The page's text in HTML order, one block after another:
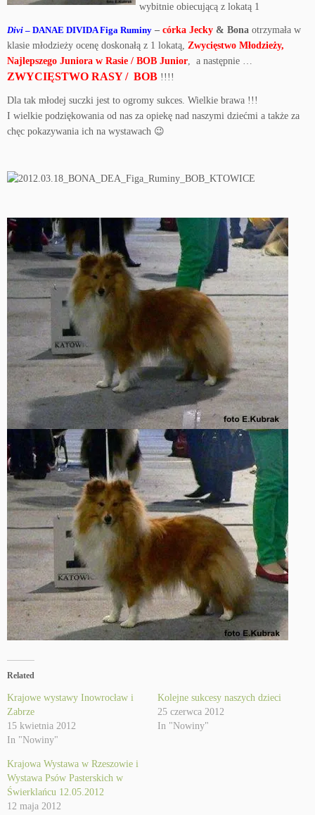
wybitnie obiecującą z lokatą 1
Divi – DANAE DIVIDA Figa Ruminy – córka Jecky & Bona otrzymała w
klasie młodzieży ocenę doskonałą z 1 lokatą, Zwycięstwo Młodzieży,
Najlepszego Juniora w Rasie / BOB Junior, a następnie …
ZWYCIĘSTWO RASY / BOB !!!!
Dla tak młodej suczki jest to ogromy sukces. Wielkie brawa !!!
I wielkie podziękowania od nas za opiekę nad naszymi dziećmi a także za
chęc pokazywania ich na wystawach 😉
Related
Krajowe wystawy Inowrocław i
Zabrze
15 kwietnia 2012
In "Nowiny"
Kolejne sukcesy naszych dzieci
25 czerwca 2012
In "Nowiny"
Krajowa Wystawa w Rzeszowie i
Wystawa Psów Pasterskich w
Świerklańcu 12.05.2012
12 maja 2012